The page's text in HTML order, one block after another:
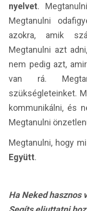
nyelvet.
Megtanulni
azokra, amik
Megtanulni azt
nem pedig azt,
van rá.
szükségleteinket.
kommunikálni, és
Megtanulni
Megtanulni, hogy
Együtt.
Ha Neked hasznos